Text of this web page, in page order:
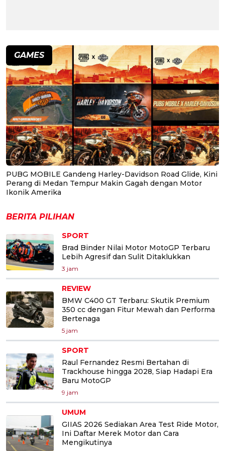
GAMES
PUBG MOBILE Gandeng Harley-Davidson Road Glide, Kini
Perang di Medan Tempur Makin Gagah dengan Motor
Ikonik Amerika
BERITA PILIHAN
SPORT
Brad Binder Nilai Motor MotoGP Terbaru
Lebih Agresif dan Sulit Ditaklukkan
3 jam
REVIEW
BMW C400 GT Terbaru: Skutik Premium
350 cc dengan Fitur Mewah dan Performa
Bertenaga
5 jam
SPORT
Raul Fernandez Resmi Bertahan di
Trackhouse hingga 2028, Siap Hadapi Era
Baru MotoGP
9 jam
UMUM
GIIAS 2026 Sediakan Area Test Ride Motor,
Ini Daftar Merek Motor dan Cara
Mengikutinya